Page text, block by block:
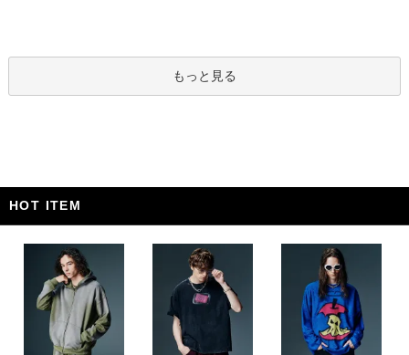
もっと見る
HOT ITEM